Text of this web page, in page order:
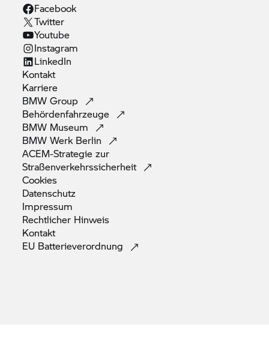
Facebook
Twitter
Youtube
Instagram
LinkedIn
Kontakt
Karriere
BMWGroup
Behördenfahrzeuge
BMW Museum
BMW Werk Berlin
ACEM-Strategie zur
Straßenverkehrssicherheit
Cookies
Datenschutz
Impressum
Rechtlicher Hinweis
Kontakt
EU Batterieverordnung